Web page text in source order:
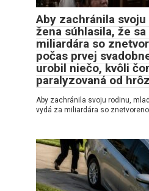
Aby zachránila
žena súhlasila, že sa
miliardára so
počas prvej
urobil niečo, kvôli
paralyzovaná od
Aby zachránila svoju rodinu,
vydá za miliardára so